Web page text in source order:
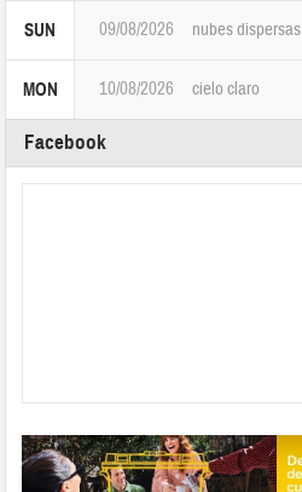
SUN 09/08/2026 nubes dispersas
MON 10/08/2026 cielo claro
Facebook